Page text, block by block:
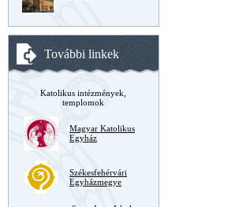
További linkek
Katolikus intézmények,
templomok
Magyar Katolikus
Egyház
Székesfehérvári
Egyházmegye